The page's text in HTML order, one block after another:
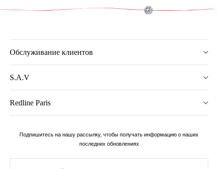
Обслуживание клиентов
S.A.V
Redline Paris
Подпишитесь на нашу рассылку, чтобы получать информацию о наших
последних обновлениях